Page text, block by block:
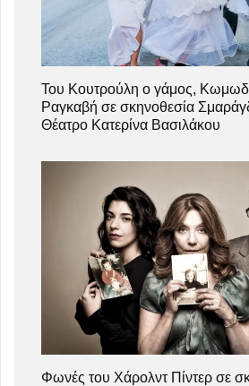
Του Κουτρούλη ο γάμος,
Ραγκαβή σε σκηνοθεσία
Θέατρο Κατερίνα Βασιλάκου
Φωνές του Χάρολντ Πίντερ σε